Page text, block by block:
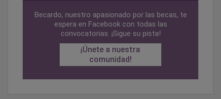
Becardo, nuestro apasionado por las becas, te
espera en Facebook con todas las
convocatorias. ¡Sigue su pista!
¡Únete a nuestra
comunidad!